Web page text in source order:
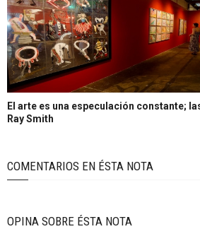
El arte es una especulación constante;
Ray Smith
COMENTARIOS EN ÉSTA NOTA
OPINA SOBRE ÉSTA NOTA